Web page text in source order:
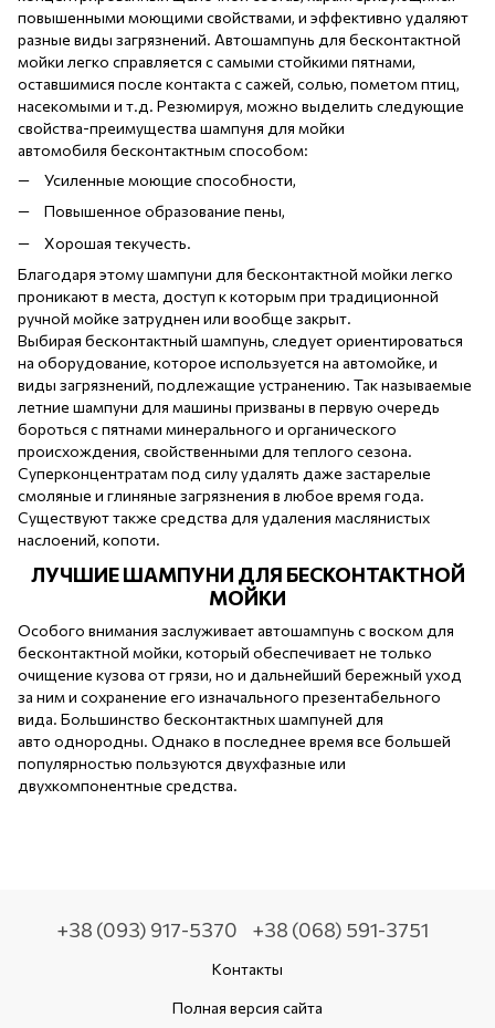
повышенными моющими свойствами, и эффективно удаляют
разные виды загрязнений. Автошампунь для бесконтактной
мойки легко справляется с самыми стойкими пятнами,
оставшимися после контакта с сажей, солью, пометом птиц,
насекомыми и т.д. Резюмируя, можно выделить следующие
свойства-преимущества шампуня для мойки
автомобиля бесконтактным способом:
Усиленные моющие способности,
Повышенное образование пены,
Хорошая текучесть.
Благодаря этому шампуни для бесконтактной мойки легко
проникают в места, доступ к которым при традиционной
ручной мойке затруднен или вообще закрыт.
Выбирая бесконтактный шампунь, следует ориентироваться
на оборудование, которое используется на автомойке, и
виды загрязнений, подлежащие устранению. Так называемые
летние шампуни для машины призваны в первую очередь
бороться с пятнами минерального и органического
происхождения, свойственными для теплого сезона.
Суперконцентратам под силу удалять даже застарелые
смоляные и глиняные загрязнения в любое время года.
Существуют также средства для удаления маслянистых
наслоений, копоти.
ЛУЧШИЕ ШАМПУНИ ДЛЯ БЕСКОНТАКТНОЙ
МОЙКИ
Особого внимания заслуживает автошампунь с воском для
бесконтактной мойки, который обеспечивает не только
очищение кузова от грязи, но и дальнейший бережный уход
за ним и сохранение его изначального презентабельного
вида. Большинство бесконтактных шампуней для
авто однородны. Однако в последнее время все большей
популярностью пользуются двухфазные или
двухкомпонентные средства.
+38 (093) 917-5370 +38 (068) 591-3751
Контакты
Полная версия сайта